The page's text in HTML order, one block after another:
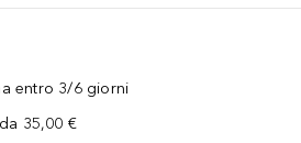
entro 3/6 giorni
35,00 €